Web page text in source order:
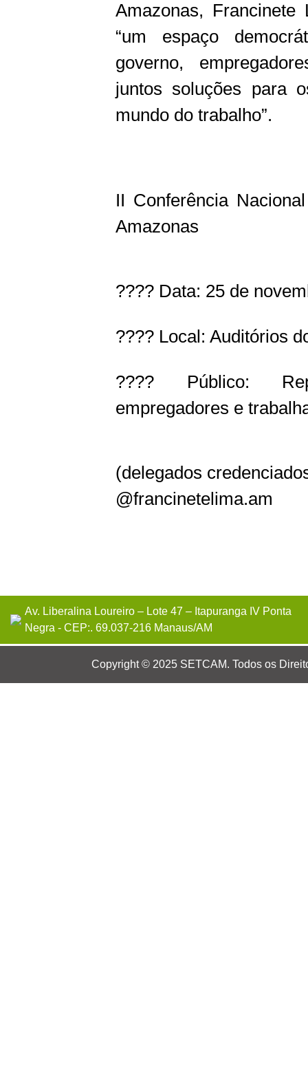
Amazonas, Francinete
“um espaço
governo,
juntos soluções para
mundo do trabalho”.
II Conferência
Amazonas
???? Data: 25 de
???? Local: Auditórios
???? Público:
empregadores e
(delegados
@francinetelima.am
Av. Liberalina Loureiro – Lote 47 – Itapuranga IV Ponta
Negra - CEP:. 69.037-216 Manaus/AM
Copyright © 2025 SETCAM. Todos os